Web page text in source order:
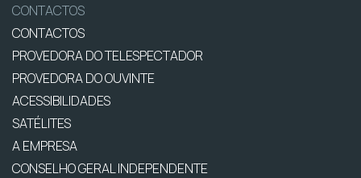
CONTACTOS
CONTACTOS
PROVEDORA DO TELESPECTADOR
PROVEDORA DO OUVINTE
ACESSIBILIDADES
SATÉLITES
A EMPRESA
CONSELHO GERAL INDEPENDENTE